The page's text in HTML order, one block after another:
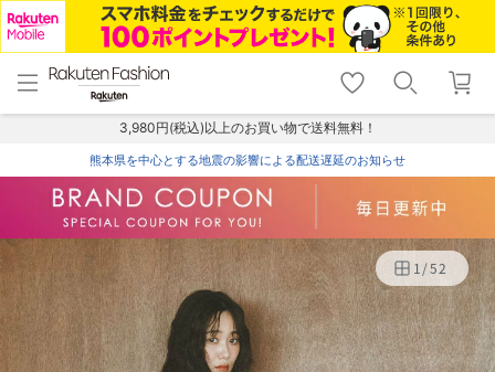
menu home
トップ
shopping_cart lock_outline
ログイン
3,980円(税込)以上のお買い物で送料無料！
熊本県を中心とする地震の影響による配送遅延のお知らせ
1/52